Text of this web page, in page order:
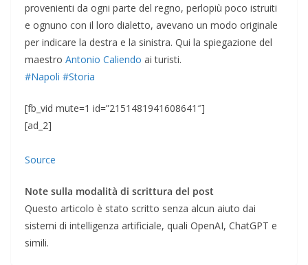
provenienti da ogni parte del regno, perlopiù poco istruiti
e ognuno con il loro dialetto, avevano un modo originale
per indicare la destra e la sinistra. Qui la spiegazione del
maestro Antonio Caliendo ai turisti.
#Napoli #Storia
[fb_vid mute=1 id=”2151481941608641″]
[ad_2]
Source
Note sulla modalità di scrittura del post
Questo articolo è stato scritto senza alcun aiuto dai
sistemi di intelligenza artificiale, quali OpenAI, ChatGPT e
simili.